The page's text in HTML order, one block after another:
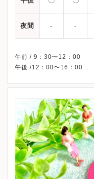
夜間 - -
午前 / 9：30〜12：00
午後 /12：00〜16：00
※完全予約制です。
※詳細はクリニックHPを